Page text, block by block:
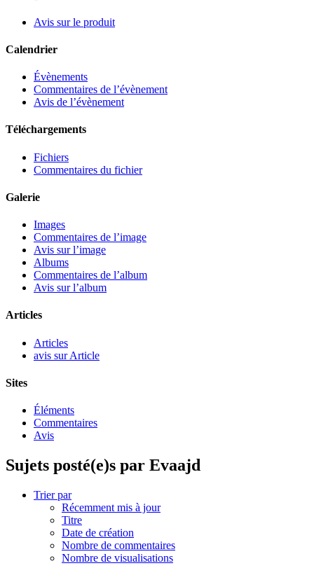
Avis sur le produit
Calendrier
Évènements
Commentaires de l’évènement
Avis de l’évènement
Téléchargements
Fichiers
Commentaires du fichier
Galerie
Images
Commentaires de l’image
Avis sur l’image
Albums
Commentaires de l’album
Avis sur l’album
Articles
Articles
avis sur Article
Sites
Éléments
Commentaires
Avis
Sujets posté(e)s par Evaajd
Trier par
Récemment mis à jour
Titre
Date de création
Nombre de commentaires
Nombre de visualisations